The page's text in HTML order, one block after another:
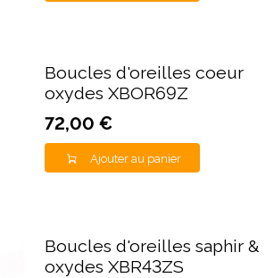
Boucles d'oreilles coeur
oxydes XBOR69Z
72,00 €
Ajouter au panier
Boucles d'oreilles saphir &
oxydes XBR43ZS